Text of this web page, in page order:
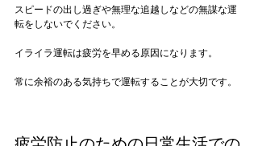
スピードの出し過ぎや無理な追越しなどの無謀な運
転をしないでください。
イライラ運転は疲労を早める原因になります。
常に余裕のある気持ちで運転することが大切です。